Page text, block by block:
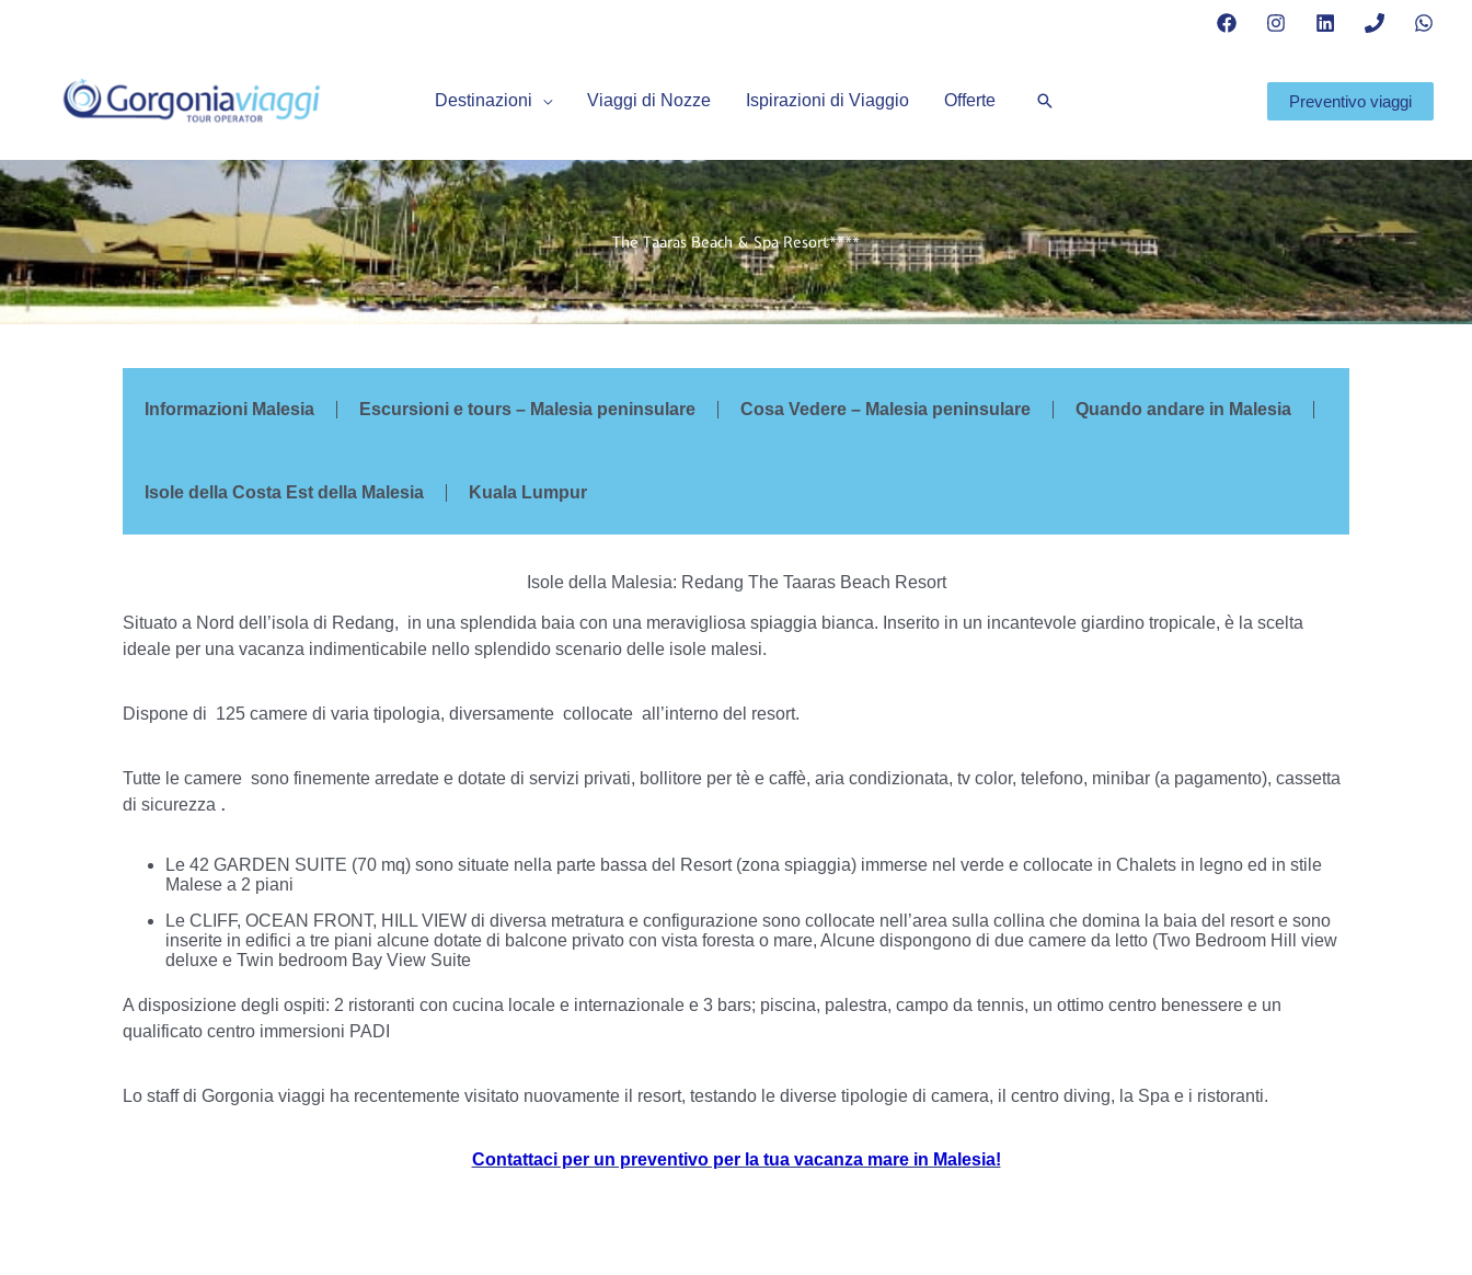
Destinazioni Viaggi di Nozze Ispirazioni di Viaggio Offerte Cerca Preventivo viaggi
The Taaras Beach & Spa Resort****
Informazioni Malesia Escursioni e tours – Malesia peninsulare Cosa Vedere – Malesia peninsulare Quando andare in Malesia
Isole della Costa Est della Malesia Kuala Lumpur
Isole della Malesia: Redang The Taaras Beach Resort
Situato a Nord dell’isola di Redang, in una splendida baia con una meravigliosa spiaggia bianca. Inserito in un incantevole giardino tropicale, è la scelta
ideale per una vacanza indimenticabile nello splendido scenario delle isole malesi.
Dispone di 125 camere di varia tipologia, diversamente collocate all’interno del resort.
Tutte le camere sono finemente arredate e dotate di servizi privati, bollitore per tè e caffè, aria condizionata, tv color, telefono, minibar (a pagamento), cassetta
di sicurezza .
Le 42 GARDEN SUITE (70 mq) sono situate nella parte bassa del Resort (zona spiaggia) immerse nel verde e collocate in Chalets in legno ed in stile
Malese a 2 piani
Le CLIFF, OCEAN FRONT, HILL VIEW di diversa metratura e configurazione sono collocate nell’area sulla collina che domina la baia del resort e sono
inserite in edifici a tre piani alcune dotate di balcone privato con vista foresta o mare, Alcune dispongono di due camere da letto (Two Bedroom Hill view
deluxe e Twin bedroom Bay View Suite
A disposizione degli ospiti: 2 ristoranti con cucina locale e internazionale e 3 bars; piscina, palestra, campo da tennis, un ottimo centro benessere e un
qualificato centro immersioni PADI
Lo staff di Gorgonia viaggi ha recentemente visitato nuovamente il resort, testando le diverse tipologie di camera, il centro diving, la Spa e i ristoranti.
Contattaci per un preventivo per la tua vacanza mare in Malesia!